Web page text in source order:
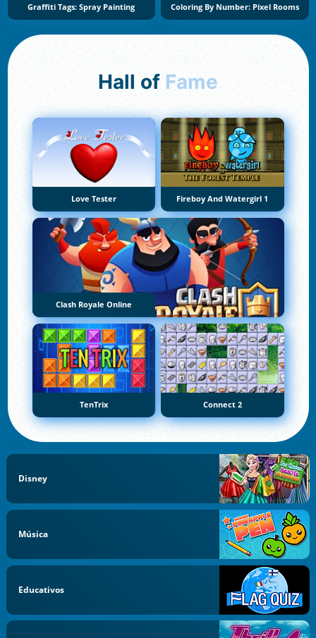
Graffiti Tags: Spray Painting Coloring By Number: Pixel Rooms
Hall of Fame
Love Tester Fireboy And Watergirl 1
Clash Royale Online
TenTrix Connect 2
Disney
Música
Educativos